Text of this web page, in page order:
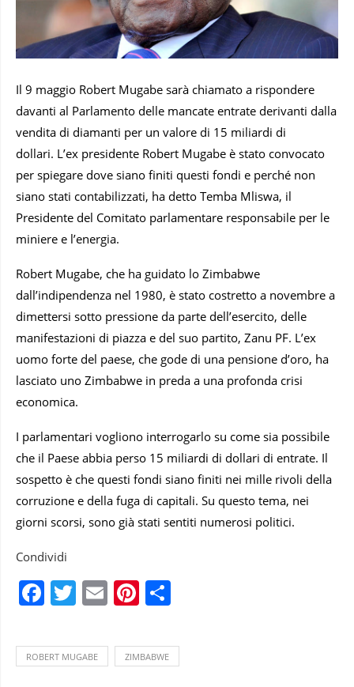
Il 9 maggio Robert Mugabe sarà chiamato a rispondere
davanti al Parlamento delle mancate entrate derivanti dalla
vendita di diamanti per un valore di 15 miliardi di
dollari. L’ex presidente Robert Mugabe è stato convocato
per spiegare dove siano finiti questi fondi e perché non
siano stati contabilizzati, ha detto Temba Mliswa, il
Presidente del Comitato parlamentare responsabile per le
miniere e l’energia.
Robert Mugabe, che ha guidato lo Zimbabwe
dall’indipendenza nel 1980, è stato costretto a novembre a
dimettersi sotto pressione da parte dell’esercito, delle
manifestazioni di piazza e del suo partito, Zanu PF. L’ex
uomo forte del paese, che gode di una pensione d’oro, ha
lasciato uno Zimbabwe in preda a una profonda crisi
economica.
I parlamentari vogliono interrogarlo su come sia possibile
che il Paese abbia perso 15 miliardi di dollari di entrate. Il
sospetto è che questi fondi siano finiti nei mille rivoli della
corruzione e della fuga di capitali. Su questo tema, nei
giorni scorsi, sono già stati sentiti numerosi politici.
Condividi
Facebook
Twitter
EmailPinterest
ROBERT MUGABE ZIMBABWE